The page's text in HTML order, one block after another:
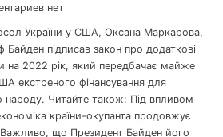
нет
України у США, Оксана Маркарова,
підписав закон про додаткові
на 2022 рік, який передбачає майже
екстреного фінансування для
народу. Читайте також: Під впливом
країни-окупанта продовжує
Важливо, що Президент Байден його